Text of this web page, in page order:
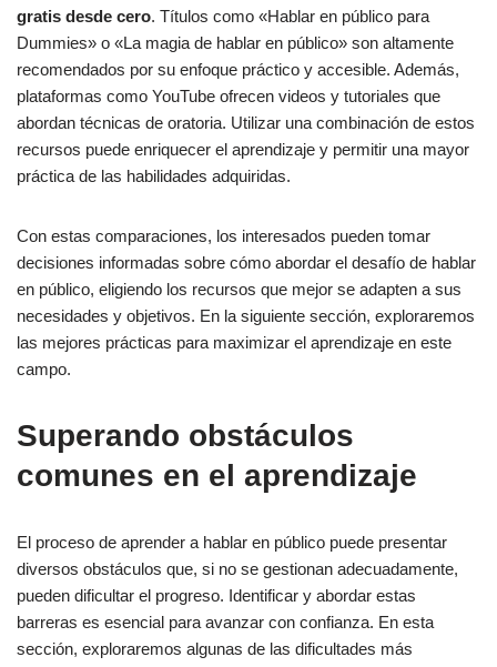
gratis desde cero. Títulos como «Hablar en público para
Dummies» o «La magia de hablar en público» son altamente
recomendados por su enfoque práctico y accesible. Además,
plataformas como YouTube ofrecen videos y tutoriales que
abordan técnicas de oratoria. Utilizar una combinación de estos
recursos puede enriquecer el aprendizaje y permitir una mayor
práctica de las habilidades adquiridas.
Con estas comparaciones, los interesados pueden tomar
decisiones informadas sobre cómo abordar el desafío de hablar
en público, eligiendo los recursos que mejor se adapten a sus
necesidades y objetivos. En la siguiente sección, exploraremos
las mejores prácticas para maximizar el aprendizaje en este
campo.
Superando obstáculos
comunes en el aprendizaje
El proceso de aprender a hablar en público puede presentar
diversos obstáculos que, si no se gestionan adecuadamente,
pueden dificultar el progreso. Identificar y abordar estas
barreras es esencial para avanzar con confianza. En esta
sección, exploraremos algunas de las dificultades más